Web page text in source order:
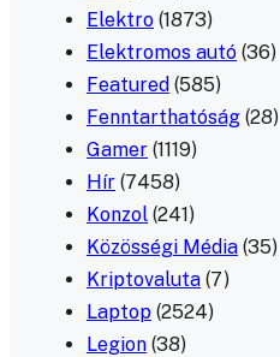
Elektro (1873)
Elektromos autó (36)
Featured (585)
Fenntarthatóság (28)
Gamer (1119)
Hír (7458)
Konzol (241)
Közösségi Média (35)
Kriptovaluta (7)
Laptop (2524)
Legion (38)